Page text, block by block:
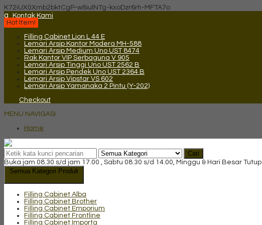
K72iUX0Xmb2bktCgP-w8iulNTg-kxoDzr6rh-MFTA7o
q
Kontak Kami
Hot Item!
Filling Cabinet Lion L 44 E
Lemari Arsip Kantor Modera MH-588
Lemari Arsip Medium Uno UST 8474
Rak Kantor VIP Serbaguna V 905
Lemari Arsip Tinggi Uno UST 2562 B
Lemari Arsip Pendek Uno UST 2364 B
Lemari Arsip Vipstar VS 602
Lemari Arsip Yamanaka 2 Pintu (Y-202)
Checkout
MENU NAVIGASI
Home
Cari
Buka jam 08.30 s/d jam 17.00 , Sabtu 08.30 s/d 14.00, Minggu & Hari Besar Tutup
Semua Kategori Produk
Filling Cabinet Alba
Filling Cabinet Brother
Filling Cabinet Emporium
Filling Cabinet Frontline
Filling Cabinet Importa